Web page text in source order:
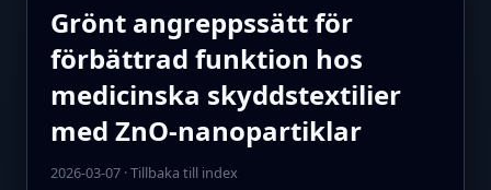
Grönt angreppssätt för
förbättrad funktion hos
medicinska skyddstextilier
med ZnO-nanopartiklar
2026-03-07·Tillbaka till index